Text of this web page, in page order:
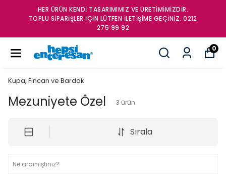
HER ÜRÜN KENDİ TASARIMIMIZ VE ÜRETİMİMİZDİR.
TOPLU SİPARİŞLER İÇİN LÜTFEN İLETİŞİME GEÇİNİZ. 0212
275 99 92
0
Kupa, Fincan ve Bardak
Mezuniyete Özel 3 ürün
Sırala